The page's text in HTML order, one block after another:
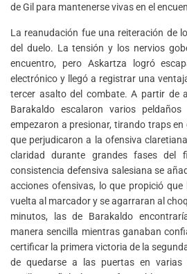
de Gil para mantenerse vivas en el
La reanudación fue una reiteración de
del duelo. La tensión y los nervios
encuentro, pero Askartza logró
electrónico y llegó a registrar una
tercer asalto del combate. A partir de
Barakaldo escalaron varios
empezaron a presionar, tirando traps
que perjudicaron a la ofensiva
claridad durante grandes fases del
consistencia defensiva salesiana se
acciones ofensivas, lo que propició
vuelta al marcador y se agarraran al
minutos, las de Barakaldo
manera sencilla mientras ganaban
certificar la primera victoria de la
de quedarse a las puertas en varias